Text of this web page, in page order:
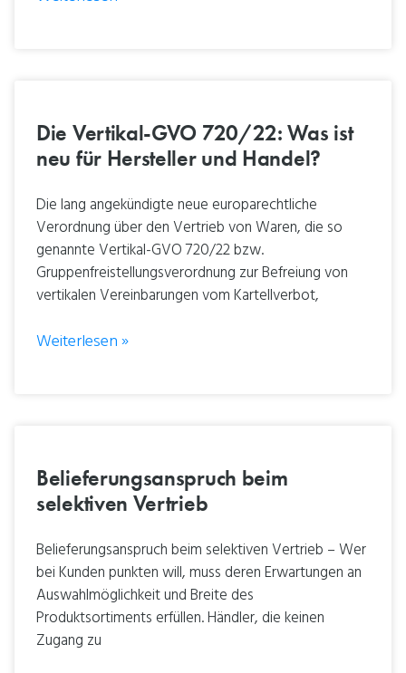
Die Vertikal-GVO 720/22: Was ist
neu für Hersteller und Handel?
Die lang angekündigte neue europarechtliche
Verordnung über den Vertrieb von Waren, die so
genannte Vertikal-GVO 720/22 bzw.
Gruppenfreistellungsverordnung zur Befreiung von
vertikalen Vereinbarungen vom Kartellverbot,
Weiterlesen »
Belieferungsanspruch beim
selektiven Vertrieb
Belieferungsanspruch beim selektiven Vertrieb – Wer
bei Kunden punkten will, muss deren Erwartungen an
Auswahlmöglichkeit und Breite des
Produktsortiments erfüllen. Händler, die keinen
Zugang zu